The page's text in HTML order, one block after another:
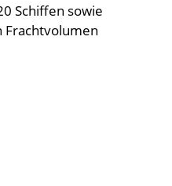
Schiffen sowie
Frachtvolumen